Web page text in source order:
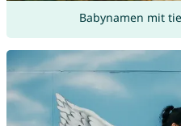
Babynamen mit